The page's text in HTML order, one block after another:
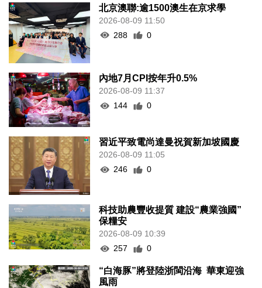
北京澳聯:逾1500澳生在京求學
2026-08-09 11:50
288
0
內地7月CPI按年升0.5%
2026-08-09 11:37
144
0
習近平致電尚達曼祝賀新加坡國慶
2026-08-09 11:05
246
0
科技助農豐收提質 建設“農業強國”
保糧安
2026-08-09 10:39
257
0
“白海豚”將登陸浙閩沿海 華東迎強
風雨